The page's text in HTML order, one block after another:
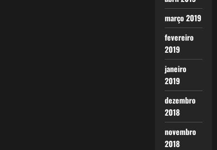
março 2019
fevereiro
2019
janeiro
2019
dezembro
2018
novembro
2018